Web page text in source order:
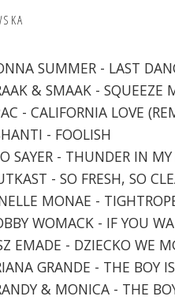
SUMMER - LAST
& SMAAK - SQUEEZE
- CALIFORNIA LOVE
- FOOLISH
SAYER - THUNDER IN
- SO FRESH, SO
MONAE -
WOMACK - IF YOU
EMADE - DZIECKO WE
GRANDE - THE BOY
& MONICA - THE